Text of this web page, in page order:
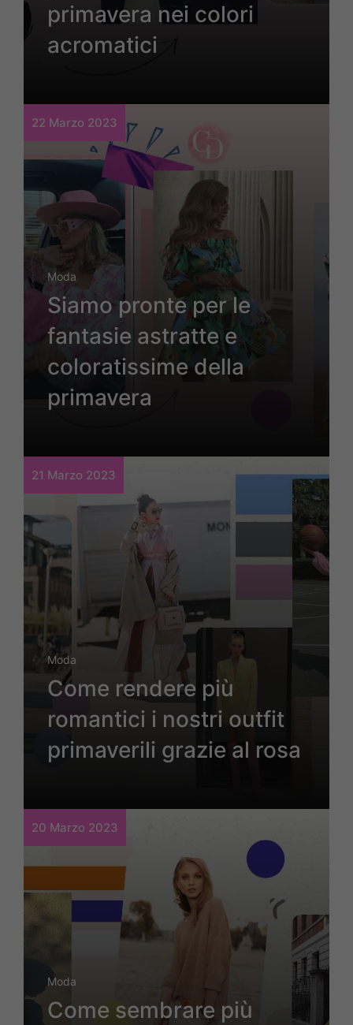
primavera nei colori
acromatici
22 Marzo 2023
Moda
Siamo pronte per le
fantasie astratte e
coloratissime della
primavera
21 Marzo 2023
Moda
Come rendere più
romantici i nostri outfit
primaverili grazie al rosa
20 Marzo 2023
Moda
Come sembrare più